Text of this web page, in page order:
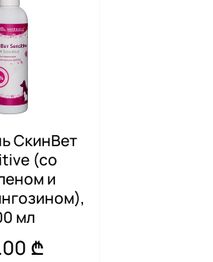
СкинВет
(со
и
мл
₾